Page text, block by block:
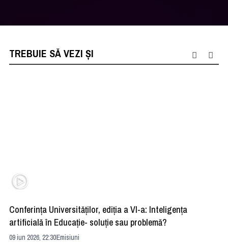
TREBUIE SĂ VEZI ȘI
Conferința Universităților, ediția a VI-a: Inteligența
artificială în Educație- soluție sau problemă?
09 iun 2026, 22:30Emisiuni